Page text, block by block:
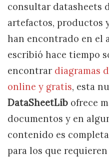
consultar datasheets
artefactos, productos
han encontrado en el
escribió hace tiempo
encontrar diagramas
online y gratis, esta
DataSheetLib ofrece
documentos y en
contenido es
para los que